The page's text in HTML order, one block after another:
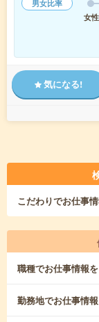
男女比率
女性
気になる!
こだわりでお仕事
職種でお仕事情報
勤務地でお仕事情